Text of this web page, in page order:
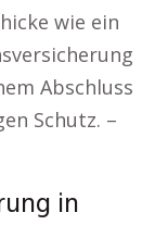
wie ein
Abschluss
Schutz. –
in